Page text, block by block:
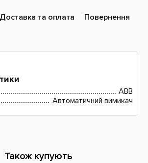
Доставка та оплата
Повернення
ABB
Автоматичний вимикач
Також купують